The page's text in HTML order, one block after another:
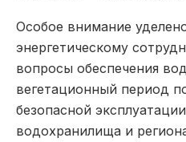
Особое внимание
энергетическому
вопросы обеспечения
вегетационный период
безопасной
водохранилища и